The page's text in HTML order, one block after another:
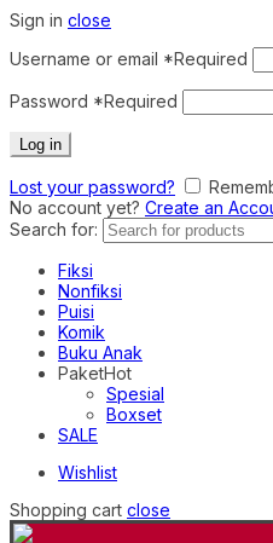
Sign in close
Username or email *Required
Password *Required
Log in
Lost your password?
No account yet? Create an
Search for:
Fiksi
Nonfiksi
Puisi
Komik
Buku Anak
PaketHot
Spesial
Boxset
SALE
Wishlist
Shopping cart close